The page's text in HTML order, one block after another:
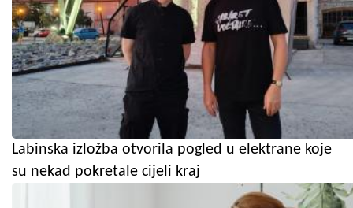
Labinska izložba otvorila pogled u elektrane koje
su nekad pokretale cijeli kraj